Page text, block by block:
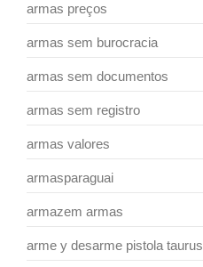
armas preços
armas sem burocracia
armas sem documentos
armas sem registro
armas valores
armasparaguai
armazem armas
arme y desarme pistola taurus